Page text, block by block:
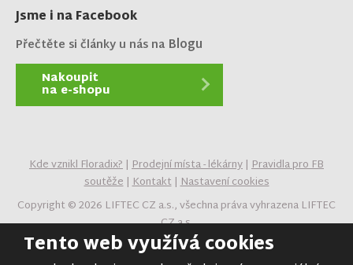
Jsme i na Facebook
Přečtěte si články u nás na Blogu
Nakoupit
na e-shopu
Copyright © 2026 LIFTEC CZ a.s., všechna práva vyhrazena LIFTEC
CZ a.s.
Obsah stránek je majetkem provozovatele. Kopírování,
zveřejňování textů či fotografií je povoleno pouze s jeho
Kde vznikl Floradix? | Prodejní místa - lékárny | Pravidla pro FB
soutěže |Kontakt |Nastavení cookies
Tento web využívá cookies